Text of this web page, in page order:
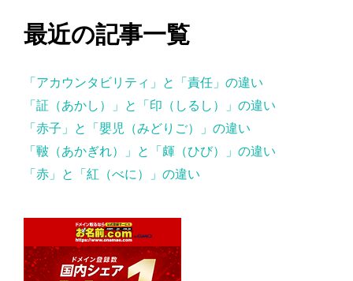
最近の記事一覧
「アカウンタビリティ」と「責任」の違い
「証（あかし）」と「印（しるし）」の違い
「赤子」と「嬰児（みどりご）」の違い
「皸（あかぎれ）」と「皹（ひび）」の違い
「赤」と「紅（べに）」の違い